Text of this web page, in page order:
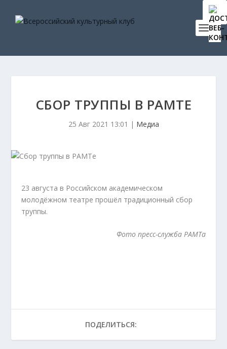
СБОР ТРУППЫ В РАМТЕ
25 Авг 2021 13:01 | Медиа
23 августа в Российском академическом
молодёжном театре прошёл традиционный сбор
труппы.
Фото пресс-служба РАМТа
ПОДЕЛИТЬСЯ: